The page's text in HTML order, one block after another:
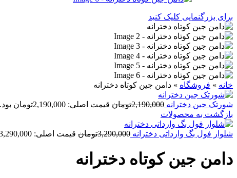
برای بزرگنمایی کلیک کنید
خانه » فروشگاه » دامن جین کوتاه دخترانه
شورتک جین دخترانه 2,190,000تومان قیمت اصلی: 2,190,000تومان بود.
بازگشت به محصولات
شلوار فول بگ وارداتی دخترانه 3,290,000تومان قیمت اصلی: 3,290,000تومان بود.
دامن جین کوتاه دخترانه